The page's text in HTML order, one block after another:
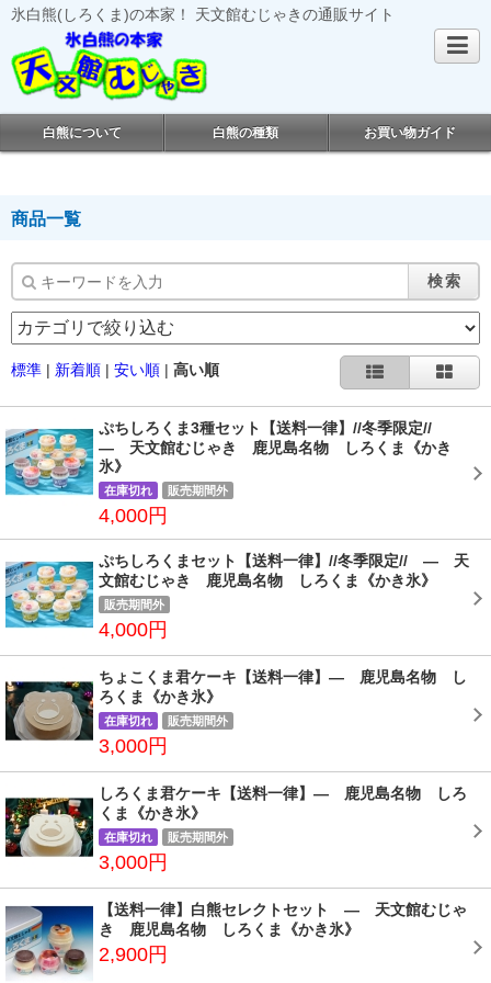
氷白熊(しろくま)の本家！ 天文館むじゃきの通販サイト
白熊について 白熊の種類 お買い物ガイド
商品一覧
検索
標準 | 新着順 | 安い順 | 高い順
ぷちしろくま3種セット【送料一律】//冬季限定//
― 天文館むじゃき 鹿児島名物 しろくま《かき
氷》
在庫切れ 販売期間外
4,000円
ぷちしろくまセット【送料一律】//冬季限定// ― 天
文館むじゃき 鹿児島名物 しろくま《かき氷》
販売期間外
4,000円
ちょこくま君ケーキ【送料一律】― 鹿児島名物 し
ろくま《かき氷》
在庫切れ 販売期間外
3,000円
しろくま君ケーキ【送料一律】― 鹿児島名物 しろ
くま《かき氷》
在庫切れ 販売期間外
3,000円
【送料一律】白熊セレクトセット ― 天文館むじゃ
き 鹿児島名物 しろくま《かき氷》
2,900円